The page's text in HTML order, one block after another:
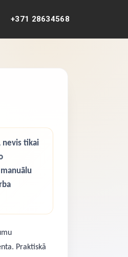
+371 28634568
nevis tikai
Praktiskā